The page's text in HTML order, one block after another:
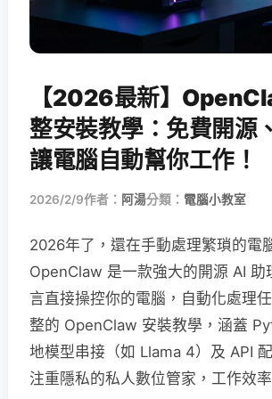
【2026最新】
整安裝教學：免費開源
讓電腦自動幫你工作！
2026/2/9作者： 阿湯分類： 電腦小教室
2026年了，還在手動處理繁瑣的電
OpenClaw 是一款強大的開源 AI 助
言直接操控你的電腦，自動化處理
整的 OpenClaw 安裝教學，涵蓋
地模型串接（如 Llama 4）及 API
注重隱私的私人數位管家，工作效率